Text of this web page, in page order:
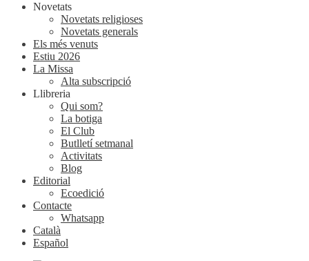
Novetats
Novetats religioses
Novetats generals
Els més venuts
Estiu 2026
La Missa
Alta subscripció
Llibreria
Qui som?
La botiga
El Club
Butlletí setmanal
Activitats
Blog
Editorial
Ecoedició
Contacte
Whatsapp
Català
Español